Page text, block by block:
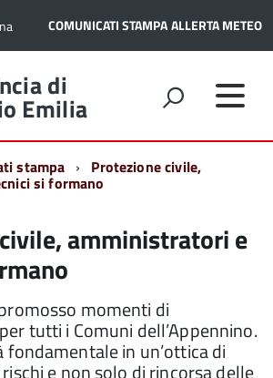
COMUNICATI STAMPAALLERTA METEO
di
Emilia
stampa Protezione civile,
si formano
amministratori e
momenti di
tutti i Comuni dell’Appennino.
fondamentale in un’ottica di
e non solo di rincorsa delle